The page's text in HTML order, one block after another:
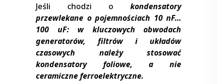
Jeśli chodzi o kondensatory
przewlekane o pojemnościach 10 nF…
100 uF: w kluczowych obwodach
generatorów, filtrów i układów
czasowych należy stosować
kondensatory foliowe, a nie
ceramiczne ferroelektryczne.